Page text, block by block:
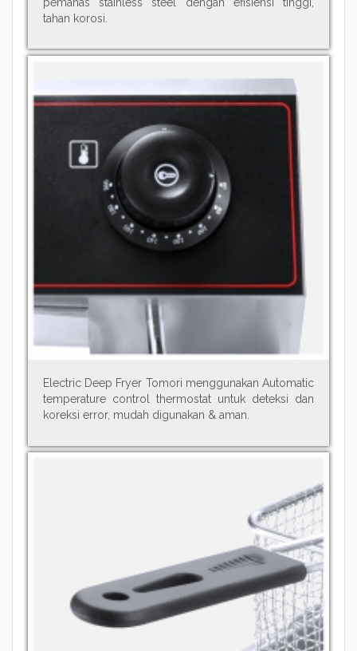
tahan korosi.
Electric Deep Fryer Tomori menggunakan Automatic
temperature control thermostat untuk deteksi dan
koreksi error, mudah digunakan & aman.